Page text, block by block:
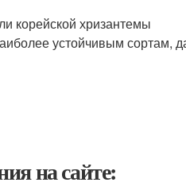
корейской хризантемы
устойчивым сортам,
на сайте: